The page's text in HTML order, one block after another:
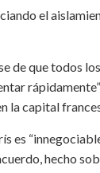
el
de que todos
capital
es
hecho